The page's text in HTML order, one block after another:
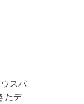
スパ
たデ